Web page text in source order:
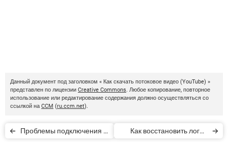
Данный документ под заголовком « Как скачать потоковое видео (YouTube) »
представлен по лицензии Creative Commons. Любое копирование, повторное
использование или редактирование содержания должно осуществляться со
ссылкой на CCM (ru.ccm.net).
Проблемы подключения к
Как восстановить логин